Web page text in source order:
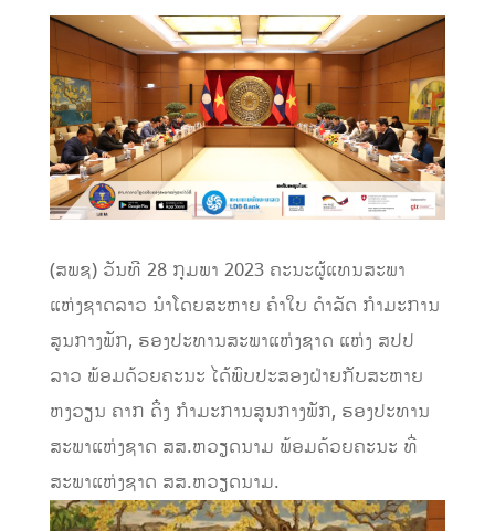
(ສພຊ) ວັນທີ 28 ກຸມພາ 2023 ຄະນະຜູ້ແທນສະພາ
ແຫ່ງຊາດລາວ ນຳໂດຍສະຫາຍ ຄຳໃບ ດຳລັດ ກຳມະການ
ສູນກາງພັກ, ຮອງປະທານສະພາແຫ່ງຊາດ ແຫ່ງ ສປປ
ລາວ ພ້ອມດ້ວຍຄະນະ ໄດ້ພົບປະສອງຝ່າຍກັບສະຫາຍ
ຫງວຽນ ຄາກ ດິ໋ງ ກຳມະການສູນກາງພັກ, ຮອງປະທານ
ສະພາແຫ່ງຊາດ ສສ.ຫວຽດນາມ ພ້ອມດ້ວຍຄະນະ ທີ່
ສະພາແຫ່ງຊາດ ສສ.ຫວຽດນາມ.